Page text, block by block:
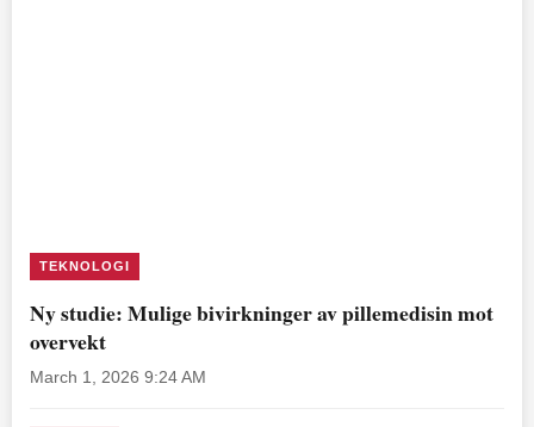
TEKNOLOGI
Ny studie: Mulige bivirkninger av pillemedisin mot
overvekt
March 1, 2026 9:24 AM